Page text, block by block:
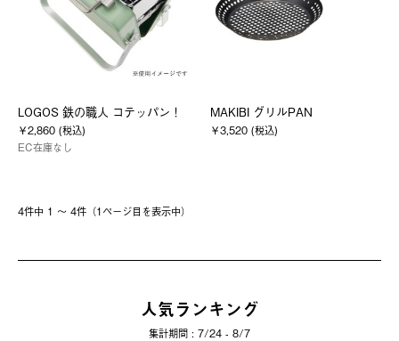
LOGOS 鉄の職人 コテッパン！
￥2,860 (税込)
EC在庫なし
MAKIBI グリルPAN
￥3,520 (税込)
4件中 1 〜 4件（1ページ⽬を表⽰中）
人気ランキング
集計期間 : 7/24 - 8/7